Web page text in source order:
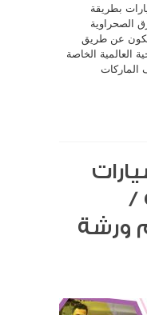
بطريقة
الصحراوية
يكون عن طريق
العالمية الخاصة
الماركات
/
أرقام ورشة